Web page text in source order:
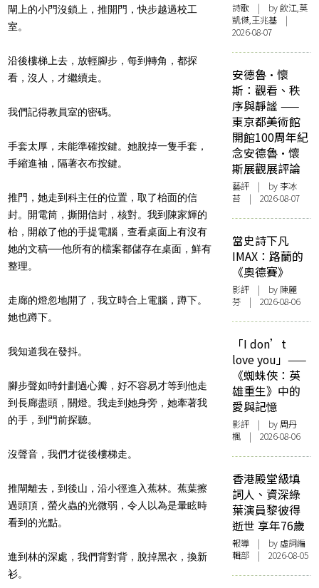
閘上的小門沒鎖上，推開門，快步越過校工
室。
沿後樓梯上去，放輕腳步，每到轉角，都探
看，沒人，才繼續走。
我們記得教員室的密碼。
手套太厚，未能準確按鍵。她脫掉一隻手套，
手縮進袖，隔著衣布按鍵。
推門，她走到科主任的位置，取了枱面的信
封。開電筒，撕開信封，核對。我到陳家輝的
枱，開啟了他的手提電腦，查看桌面上有沒有
她的文稿──他所有的檔案都儲存在桌面，鮮有
整理。
走廊的燈忽地開了，我立時合上電腦，蹲下。
她也蹲下。
我知道我在發抖。
腳步聲如時針劃過心瓣，好不容易才等到他走
到長廊盡頭，關燈。我走到她身旁，她牽著我
的手，到門前探聽。
沒聲音，我們才從後樓梯走。
推閘離去，到後山，沿小徑進入蕉林。蕉葉擦
過頭頂，螢火蟲的光微弱，令人以為是暈眩時
看到的光點。
進到林的深處，我們背對背，脫掉黑衣，換新
衫。
詩歌 | by 飲江,莫
凱傑,王兆基 |
2026-08-07
安德魯·懷
斯：觀看、秩
序與靜謐 ——
東京都美術館
開館100周年紀
念安德魯·懷
斯展觀展評論
藝評 | by 李冰
苔 | 2026-08-07
當史詩下凡
IMAX：路蘭的
《奧德賽》
影評 | by 陳麗
芬 | 2026-08-06
「I don’t
love you」——
《蜘蛛俠：英
雄重生》中的
愛與記憶
影評 | by周丹
楓 | 2026-08-06
香港殿堂級填
詞人、資深綠
葉演員黎彼得
逝世 享年76歲
報導 | by 虛詞編
輯部 | 2026-08-05